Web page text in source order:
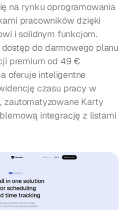
na rynku oprogramowania
pracowników dzięki
i solidnym funkcjom.
do darmowego planu
premium od 49 €
oferuje inteligentne
czasu pracy w
zautomatyzowane Karty
integrację z listami